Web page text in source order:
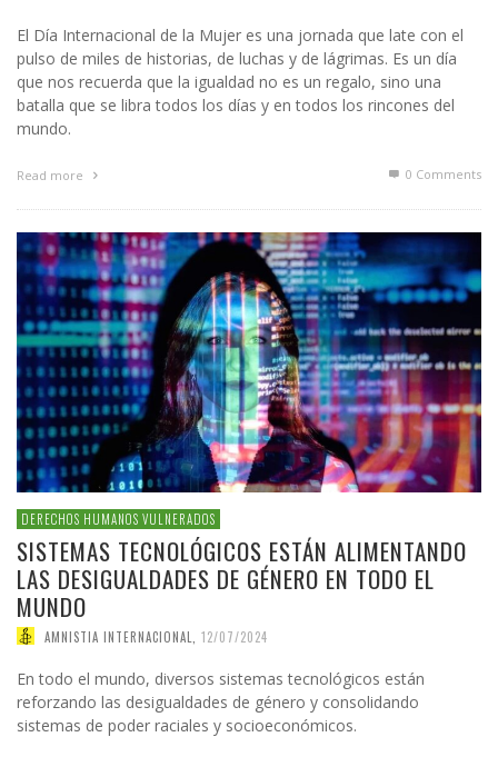
El Día Internacional de la Mujer es una jornada que late con el
pulso de miles de historias, de luchas y de lágrimas. Es un día
que nos recuerda que la igualdad no es un regalo, sino una
batalla que se libra todos los días y en todos los rincones del
mundo.
Read more 0 Comments
DERECHOS HUMANOS VULNERADOS
SISTEMAS TECNOLÓGICOS ESTÁN ALIMENTANDO
LAS DESIGUALDADES DE GÉNERO EN TODO EL
MUNDO
AMNISTIA INTERNACIONAL 12/07/2024
En todo el mundo, diversos sistemas tecnológicos están
reforzando las desigualdades de género y consolidando
sistemas de poder raciales y socioeconómicos.